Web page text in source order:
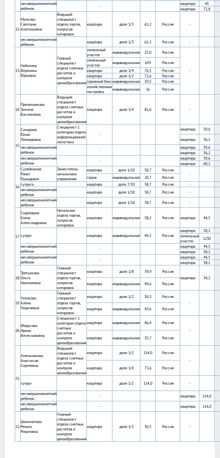
несовершеннолетний
ребенок
- квартира
45
квартира
72,8
12.
Малкова
Светлана
Анатольевна
Ведущий
специалист
отдела торгов,
запросов
котировок
квартира доля 1/3 61,2 Россия -
несовершеннолетний
ребенок
квартира доля 1/3 61,2 Россия -
13.
Наболина
Вероника
Юрьевна
Главный
специалист
отдела сметных
расчетов и
контроля
ценообразования
земельный
участок
индивидуальная 25,0 Россия
-
земельный
участок
индивидуальная 659
Россия
квартира
доля 1/4 76,5
Россия
квартира
доля 1/2 72,6
Россия
гаражный боксиндивидуальная 19,5
Россия
хозяйственная
постройка
индивидуальная 16 Россия
14.
Пряничникова
Татьяна
Васильевна
Ведущий
специалист
отдела сметных
расчетов и
контроля
ценообразования
квартира доля 1/4 81,6 Россия -
15.
Сахарова
Юлия
Леонидовна
Специалист 1
категории отдела
информационной
логистики
-
квартира 39,6
квартира
36,2
несовершеннолетний
ребенок
- квартира
39,6
квартира
36,2
несовершеннолетний
ребенок
- квартира
39,6
квартира
60,2
16.
Сулейманов
Ринат
Рашидович
Заместитель
начальника
управления
квартира доля 1/10 58,7
Россия
-
гараж индивидуальная 20,7
Россия
супруга
квартира доля 7/10 58,7 Россия
-
несовершеннолетний
ребенок
квартира доля 1/10 58,7 Россия
-
несовершеннолетний
ребенок
квартира доля 1/10 58,7 Россия -
17.
Сыроедина
Елена
Александровна
Начальник
отдела торгов,
запросов
котировок
квартира индивидуальная 58,2 Россия квартира 44,5
супруг квартира индивидуальная 44,5 Россия
квартира
58,2
земельный
участок
1230
несовершеннолетний
ребенок
- квартира
44,5
квартира
58,2
несовершеннолетний
ребенок
- квартира
44,5
квартира
58,2
18.
Третьякова
Ольга
Николаевна
Главный
специалист
отдела торгов,
запросов
котировок
квартира доля 1/8 39,9
Россия
квартира
34,2
квартира
индивидуальная 49,6 Россия
19.
Узенкова
Алена
Георгиевна
Главный
специалист
отдела торгов,
запросов
котировок
квартира доля 1/2 50,3
Россия
-
квартира
индивидуальная 43,6 Россия
20.
Федосова
Ирина
Вячеславовна
Специалист 1
категории отдела
сметных
расчетов и
контроля
ценообразования
квартира индивидуальная 46,4
Россия
-
квартира
индивидуальная 35,7 Россия
21.
Хмельникова
Анастасия
Сергеевна
Ведущий
специалист
отдела сметных
расчетов и
контроля
ценообразования
квартира доля 1/2 114,0
Россия
-
квартира
доля 1/4 73,6 Россия
супруг квартира доля 1/2 114,0 Россия -
несовершеннолетний
ребенок
- квартира
114,0
несовершеннолетний
ребенок
- квартира 114,0
22.
Шаяхметова
Рената
Ринатовна
Главный
специалист
отдела сметных
расчетов и
контроля
ценообразования
квартира доля 1/3 50,5 Россия -